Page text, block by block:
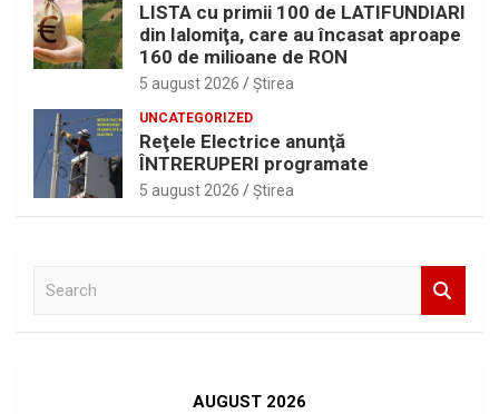
LISTA cu primii 100 de LATIFUNDIARI
din Ialomiţa, care au încasat aproape
160 de milioane de RON
5 august 2026 Ştirea
UNCATEGORIZED
Reţele Electrice anunţă
ÎNTRERUPERI programate
5 august 2026 Ştirea
AUGUST 2026